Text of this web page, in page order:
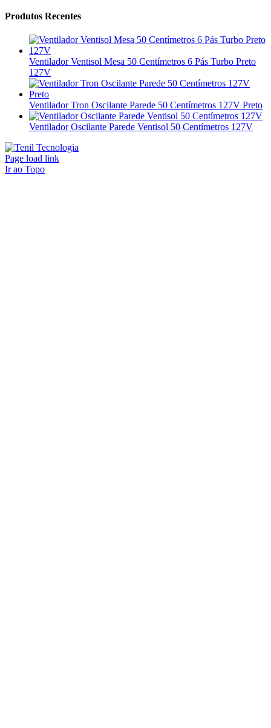
Produtos Recentes
Ventilador Ventisol Mesa 50 Centímetros 6 Pás Turbo Preto
127V
Ventilador Tron Oscilante Parede 50 Centímetros 127V Preto
Ventilador Oscilante Parede Ventisol 50 Centímetros 127V
Page load link
Ir ao Topo